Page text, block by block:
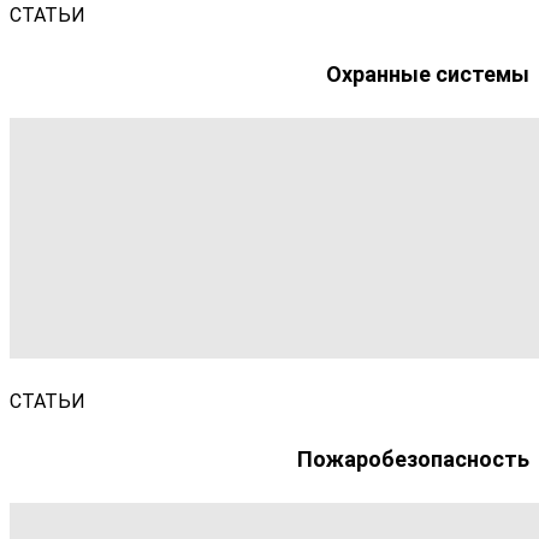
СТАТЬИ
Охранные системы
СТАТЬИ
Пожаробезопасность